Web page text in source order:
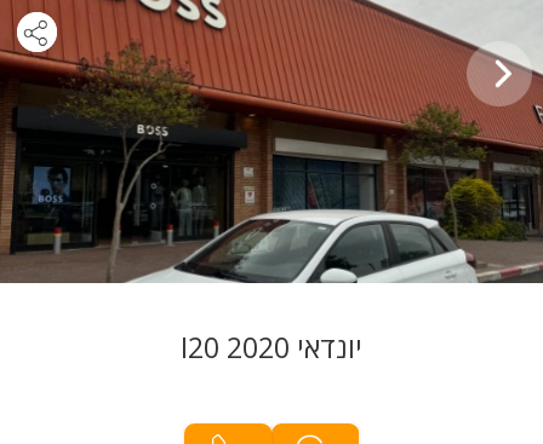
יונדאי I20 2020